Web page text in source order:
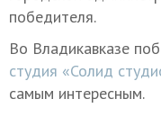
победителя.
Во Владикавказе
студия «Солид
самым интересным.